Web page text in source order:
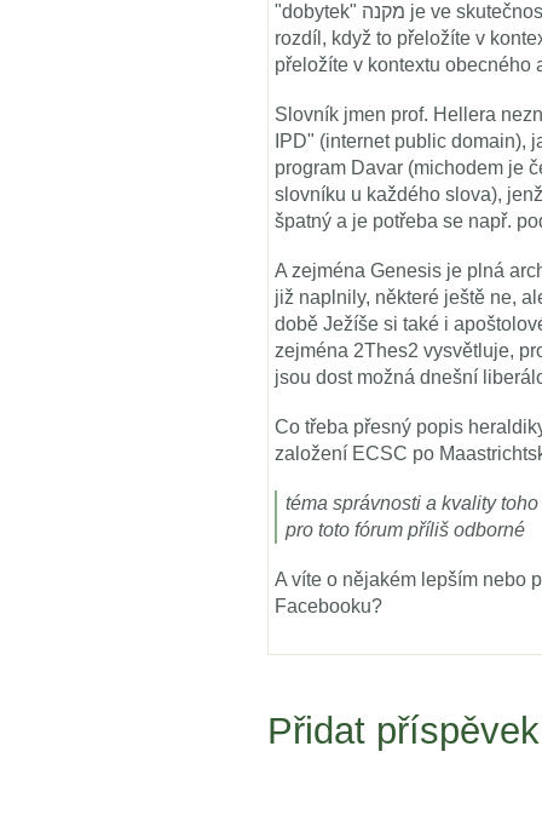
"dobytek" מקנה je ve skutečnosti "majetek", od slova "získat" קנה . Je
rozdíl, když to přeložíte v
přeložíte v kontextu
Slovník jmen prof. Hellera
IPD" (internet public domain),
program Davar (michodem je
slovníku u každého slova),
špatný a je potřeba se např.
A zejména Genesis je plná
již naplnily, některé ještě ne,
době Ježíše si také i
zejména 2Thes2 vysvětluje,
jsou dost možná dnešní
Co třeba přesný popis
založení ECSC po
téma správnosti a kvality
pro toto fórum příliš odborné
A víte o nějakém lepším nebo
Facebooku?
Přidat